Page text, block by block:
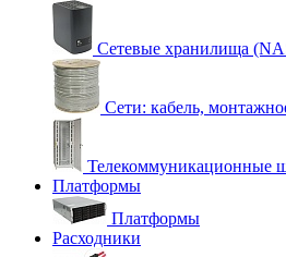
Сетевые хранилища
Сети: кабель,
Телекоммуникационные
Платформы
Платформы
Расходники